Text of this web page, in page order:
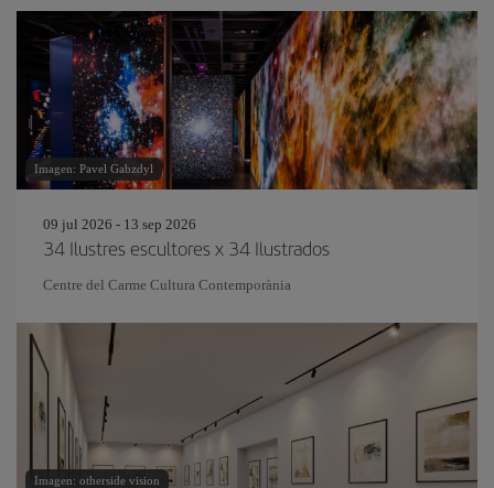
Imagen: Pavel Gabzdyl
09 jul 2026 - 13 sep 2026
34 Ilustres escultores x 34 Ilustrados
Centre del Carme Cultura Contemporània
Imagen: otherside vision